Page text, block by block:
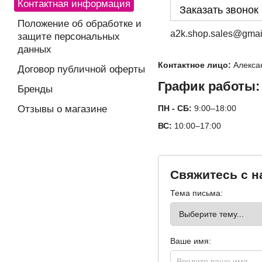
Заказать звонок
Контактное лицо:
График работы:
ПН - СБ: 9:00–18:00
ВС: 10:00–17:00
Свяжитесь с
Тема письма:
Ваше имя:
Контактная информация
Положение об обработке и
защите персональных
данных
Договор публичной оферты
Бренды
Отзывы о магазине